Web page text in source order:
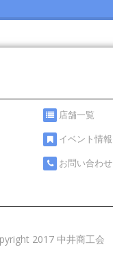
店舗一覧
イベント情報
お問い合わせ
2017 中井商工会